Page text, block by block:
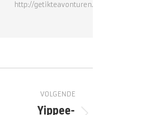
http://getikteavonturen.nl
VOLGENDE
Yippee-